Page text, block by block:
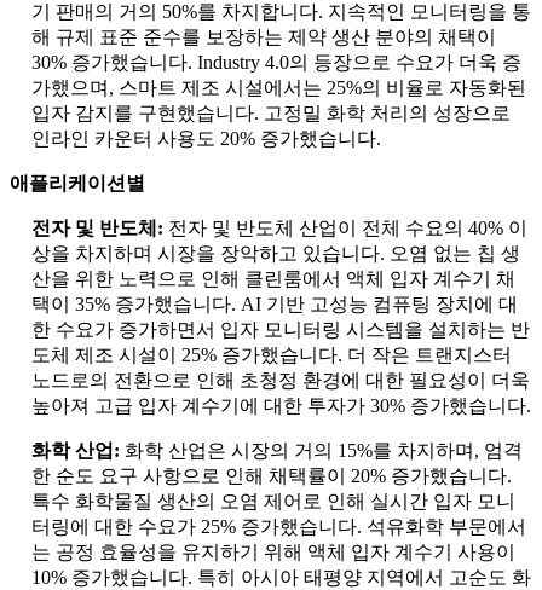
기 판매의 거의 50%를 차지합니다. 지속적인 모니터링을 통
해 규제 표준 준수를 보장하는 제약 생산 분야의 채택이
30% 증가했습니다. Industry 4.0의 등장으로 수요가 더욱 증
가했으며, 스마트 제조 시설에서는 25%의 비율로 자동화된
입자 감지를 구현했습니다. 고정밀 화학 처리의 성장으로
인라인 카운터 사용도 20% 증가했습니다.
애플리케이션별
전자 및 반도체: 전자 및 반도체 산업이 전체 수요의 40% 이
상을 차지하며 시장을 장악하고 있습니다. 오염 없는 칩 생
산을 위한 노력으로 인해 클린룸에서 액체 입자 계수기 채
택이 35% 증가했습니다. AI 기반 고성능 컴퓨팅 장치에 대
한 수요가 증가하면서 입자 모니터링 시스템을 설치하는 반
도체 제조 시설이 25% 증가했습니다. 더 작은 트랜지스터
노드로의 전환으로 인해 초청정 환경에 대한 필요성이 더욱
높아져 고급 입자 계수기에 대한 투자가 30% 증가했습니다.
화학 산업: 화학 산업은 시장의 거의 15%를 차지하며, 엄격
한 순도 요구 사항으로 인해 채택률이 20% 증가했습니다.
특수 화학물질 생산의 오염 제어로 인해 실시간 입자 모니
터링에 대한 수요가 25% 증가했습니다. 석유화학 부문에서
는 공정 효율성을 유지하기 위해 액체 입자 계수기 사용이
10% 증가했습니다. 특히 아시아 태평양 지역에서 고순도 화